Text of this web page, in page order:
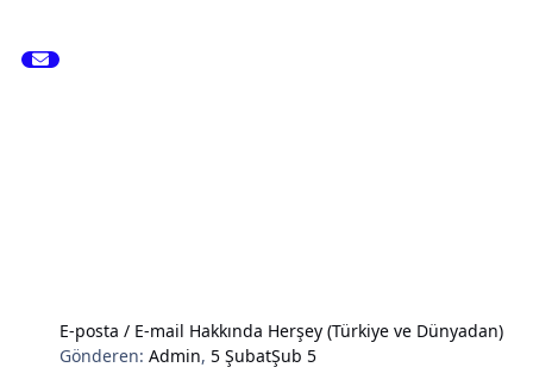
E-posta / E-mail Hakkında Herşey (Türkiye ve Dünyadan)
Gönderen:Admin,5 ŞubatŞub 5